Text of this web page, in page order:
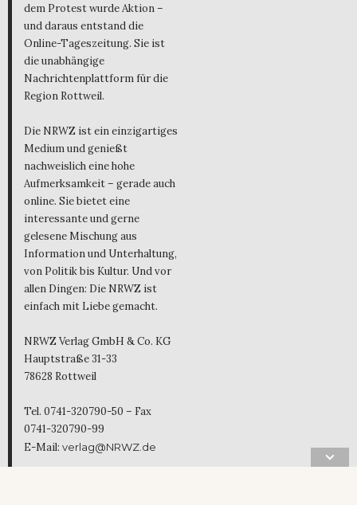
dem Protest wurde Aktion –
und daraus entstand die
Online-Tageszeitung. Sie ist
die unabhängige
Nachrichtenplattform für die
Region Rottweil.
Die NRWZ ist ein einzigartiges
Medium und genießt
nachweislich eine hohe
Aufmerksamkeit – gerade auch
online. Sie bietet eine
interessante und gerne
gelesene Mischung aus
Information und Unterhaltung,
von Politik bis Kultur. Und vor
allen Dingen: Die NRWZ ist
einfach mit Liebe gemacht.
NRWZ Verlag GmbH & Co. KG
Hauptstraße 31-33
78628 Rottweil
Tel. 0741-320790-50 – Fax
0741-320790-99
E-Mail: verlag@NRWZ.de